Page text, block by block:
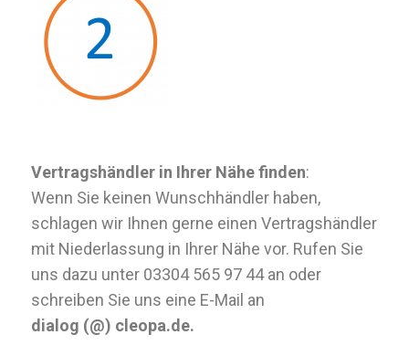
Vertragshändler in Ihrer Nähe finden:
Wenn Sie keinen Wunschhändler haben,
schlagen wir Ihnen gerne einen Vertragshändler
mit Niederlassung in Ihrer Nähe vor. Rufen Sie
uns dazu unter 03304 565 97 44 an oder
schreiben Sie uns eine E-Mail an
dialog (@) cleopa.de.